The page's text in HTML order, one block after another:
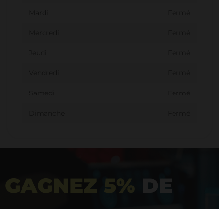
GAGNEZ 5% DE